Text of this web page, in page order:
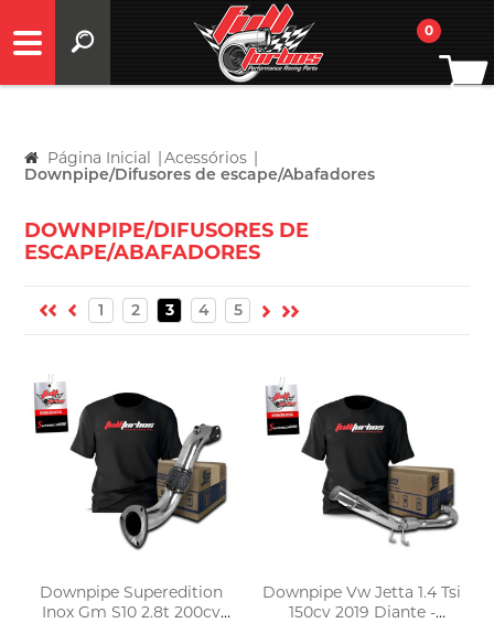
0
Página Inicial |Acessórios |
Downpipe/Difusores de escape/Abafadores
DOWNPIPE/DIFUSORES DE
ESCAPE/ABAFADORES
1 2 3 4 5
Downpipe Superedition
Inox Gm S10 2.8t 200cv
Downpipe Vw Jetta 1.4 Tsi
150cv 2019 Diante -